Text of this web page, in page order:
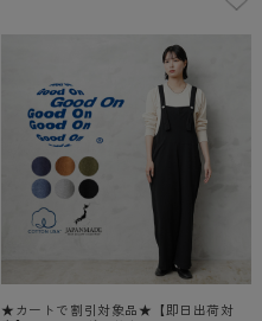
★カートで割引対象品★【即日出荷対